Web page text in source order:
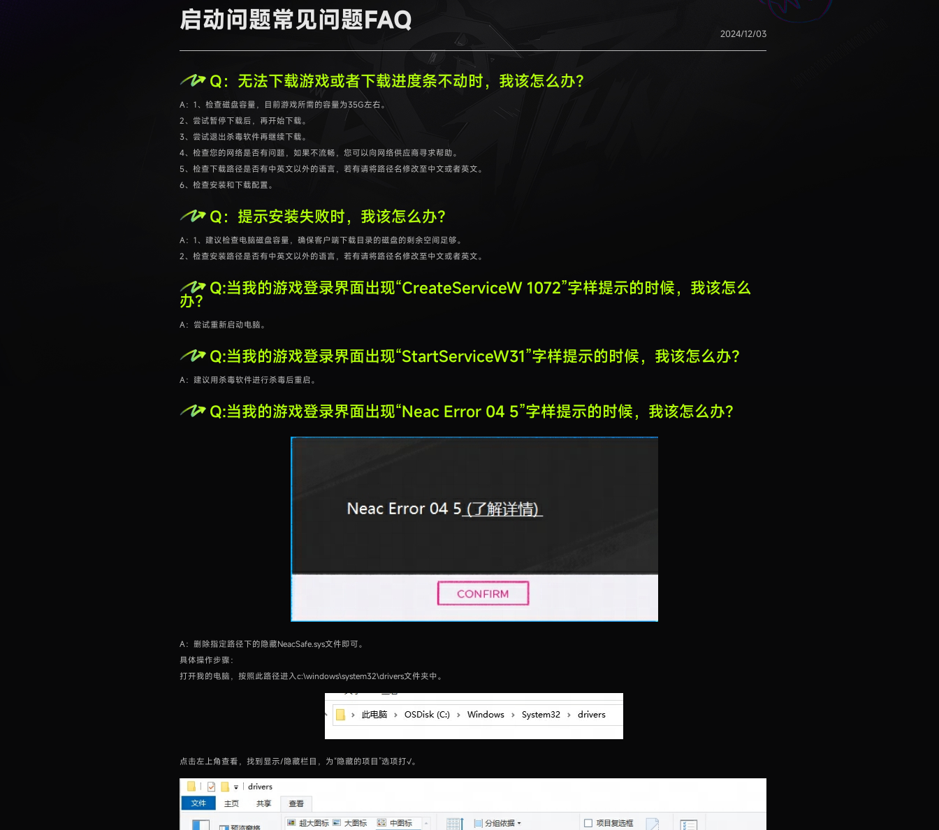
启动问题常见问题FAQ 2024/12/03
Q：无法下载游戏或者下载进度条不动时，我该怎么办？
A：1、检查磁盘容量，目前游戏所需的容量为35G左右。
2、尝试暂停下载后，再开始下载。
3、尝试退出杀毒软件再继续下载。
4、检查您的网络是否有问题，如果不流畅，您可以向网络供应商寻求帮助。
5、检查下载路径是否有中英文以外的语言，若有请将路径名修改至中文或者英文。
6、检查安装和下载配置。
Q：提示安装失败时，我该怎么办？
A：1、建议检查电脑磁盘容量，确保客户端下载目录的磁盘的剩余空间足够。
2、检查安装路径是否有中英文以外的语言，若有请将路径名修改至中文或者英文。
Q:当我的游戏登录界面出现“CreateServiceW 1072”字样提示的时候，我该怎么
办？
A：尝试重新启动电脑。
Q:当我的游戏登录界面出现“StartServiceW31”字样提示的时候，我该怎么办？
A：建议用杀毒软件进行杀毒后重启。
Q:当我的游戏登录界面出现“Neac Error 04 5”字样提示的时候，我该怎么办？
A：删除指定路径下的隐藏NeacSafe.sys文件即可。
具体操作步骤：
打开我的电脑，按照此路径进入c:\windows\system32\drivers文件夹中。
点击左上角查看，找到显示/隐藏栏目，为“隐藏的项目”选项打√。